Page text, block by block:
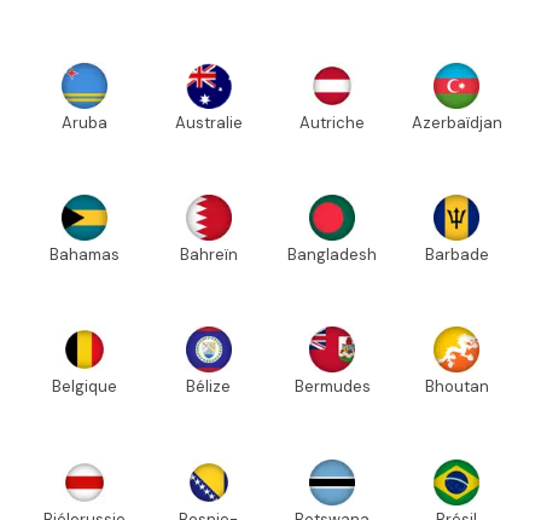
Aruba Australie Autriche Azerbaïdjan
Bahamas Bahreïn Bangladesh Barbade
Belgique Bélize Bermudes Bhoutan